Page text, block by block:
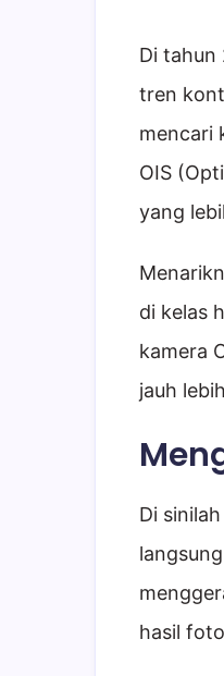
Di tahun
tren
mencari
OIS
yang
di kelas
kamera
jauh
Di
hasil